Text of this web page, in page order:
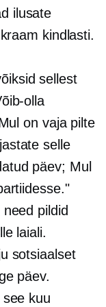
ilusate
kindlasti.
sellest
olla
on vaja pilte
selle
päev; Mul
pildid
laiali.
sotsiaalset
päev.
kuu